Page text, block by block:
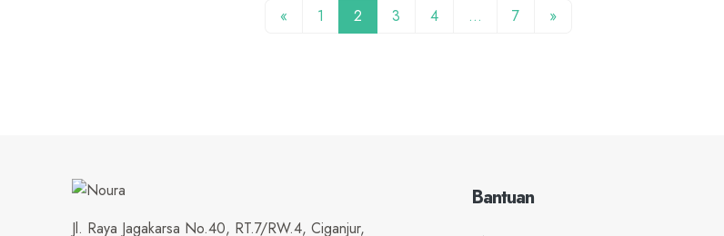
« 1 2 3 4 … 7 »
Jl. Raya Jagakarsa No.40, RT.7/RW.4, Ciganjur,
Bantuan